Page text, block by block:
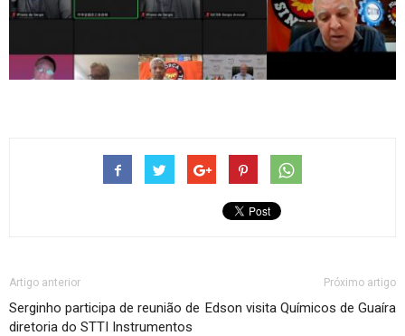
Artigo anterior
Serginho participa de reunião de
diretoria do STTI Instrumentos
Próximo artigo
Edson visita Químicos de Guaíra